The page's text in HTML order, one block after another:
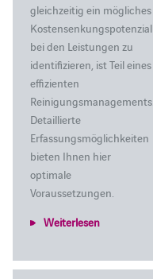
gleichzeitig ein mögliches
Kostensenkungspotenzial
bei den Leistungen zu
identifizieren, ist Teil eines
effizienten
Reinigungsmanagements.
Detaillierte
Erfassungsmöglichkeiten
bieten Ihnen hier
optimale
Voraussetzungen.
Weiterlesen